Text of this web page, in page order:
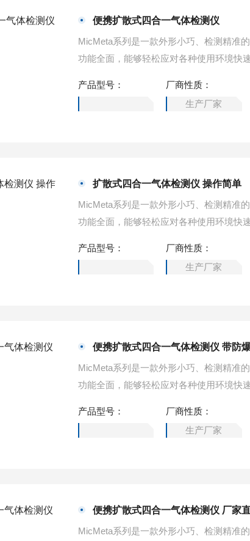
便携扩散式四合一气体检测仪
MicMeta系列是一款外形小巧、检测精准
功能全面，能够轻松应对各种使用环境快
产品型号：
厂商性质：
生产厂家
扩散式四合一气体检测仪 操作简单
MicMeta系列是一款外形小巧、检测精准
功能全面，能够轻松应对各种使用环境快
产品型号：
厂商性质：
生产厂家
便携扩散式四合一气体检测仪 带防
MicMeta系列是一款外形小巧、检测精准
功能全面，能够轻松应对各种使用环境快
产品型号：
厂商性质：
生产厂家
便携扩散式四合一气体检测仪 厂家
MicMeta系列是一款外形小巧、检测精准